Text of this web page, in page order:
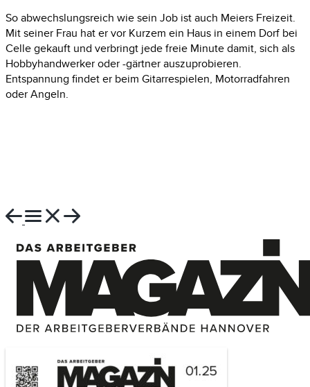
So abwechslungsreich wie sein Job ist auch Meiers Freizeit.
Mit seiner Frau hat er vor Kurzem ein Haus in einem Dorf bei
Cellegekauft und verbringt jede freie Minute damit, sich als
Hobbyhandwerker oder-gärtnerauszuprobieren.
Entspannung findet er beim Gitarrespielen, Motorradfahren
oderAngeln.